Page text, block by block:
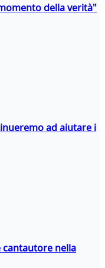
della verità"
ad aiutare i
cantautore nella